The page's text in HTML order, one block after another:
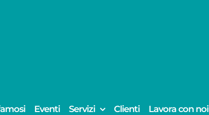
Eventi Servizi Clienti Lavora con noi